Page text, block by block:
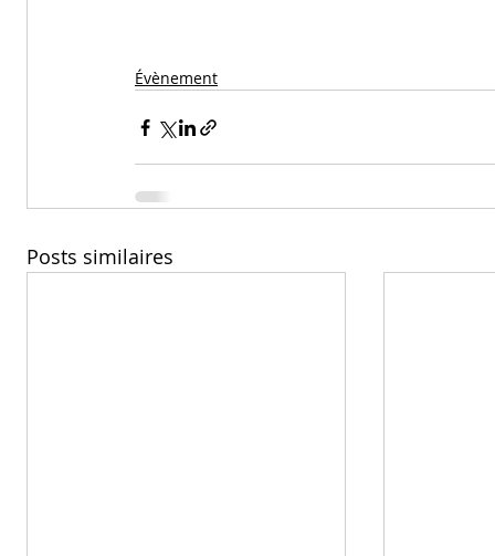
Évènement
Posts similaires